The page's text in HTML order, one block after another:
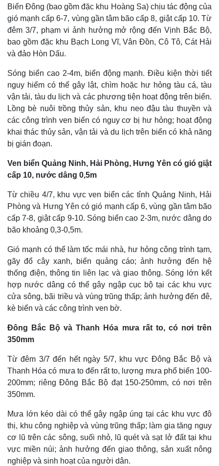
Biển Đông (bao gồm đặc khu Hoàng Sa) chịu tác động của
gió mạnh cấp 6-7, vùng gần tâm bão cấp 8, giật cấp 10. Từ
đêm 3/7, phạm vi ảnh hưởng mở rộng đến Vịnh Bắc Bộ,
bao gồm đặc khu Bạch Long Vĩ, Vân Đồn, Cô Tô, Cát Hải
và đảo Hòn Dấu.
Sóng biển cao 2-4m, biển động mạnh. Điều kiện thời tiết
nguy hiểm có thể gây lật, chìm hoặc hư hỏng tàu cá, tàu
vận tải, tàu du lịch và các phương tiện hoạt động trên biển.
Lồng bè nuôi trồng thủy sản, khu neo đậu tàu thuyền và
các công trình ven biển có nguy cơ bị hư hỏng; hoạt động
khai thác thủy sản, vận tải và du lịch trên biển có khả năng
bị gián đoạn.
Ven biển Quảng Ninh, Hải Phòng, Hưng Yên có gió giật
cấp 10, nước dâng 0,5m
Từ chiều 4/7, khu vực ven biển các tỉnh Quảng Ninh, Hải
Phòng và Hưng Yên có gió mạnh cấp 6, vùng gần tâm bão
cấp 7-8, giật cấp 9-10. Sóng biển cao 2-3m, nước dâng do
bão khoảng 0,3-0,5m.
Gió mạnh có thể làm tốc mái nhà, hư hỏng công trình tạm,
gãy đổ cây xanh, biển quảng cáo; ảnh hưởng đến hệ
thống điện, thông tin liên lạc và giao thông. Sóng lớn kết
hợp nước dâng có thể gây ngập cục bộ tại các khu vực
cửa sông, bãi triều và vùng trũng thấp; ảnh hưởng đến đê,
kè biển và các công trình ven bờ.
Đông Bắc Bộ và Thanh Hóa mưa rất to, có nơi trên
350mm
Từ đêm 3/7 đến hết ngày 5/7, khu vực Đông Bắc Bộ và
Thanh Hóa có mưa to đến rất to, lượng mưa phổ biến 100-
200mm; riêng Đông Bắc Bộ đạt 150-250mm, có nơi trên
350mm.
Mưa lớn kéo dài có thể gây ngập úng tại các khu vực đô
thị, khu công nghiệp và vùng trũng thấp; làm gia tăng nguy
cơ lũ trên các sông, suối nhỏ, lũ quét và sạt lở đất tại khu
vực miền núi; ảnh hưởng đến giao thông, sản xuất nông
nghiệp và sinh hoạt của người dân.